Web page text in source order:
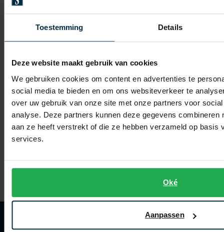
Toestemming Details
Deze website maakt gebruik van cookies
We gebruiken cookies om content en advertenties te
social media te bieden en om ons websiteverkeer te
over uw gebruik van onze site met onze partners voor
analyse. Deze partners kunnen deze gegevens combineren
aan ze heeft verstrekt of die ze hebben verzameld op basis
services.
Oké
Aanpassen
Eden Valley
polo bruin lichtblauw geprint Regular Fit
20%